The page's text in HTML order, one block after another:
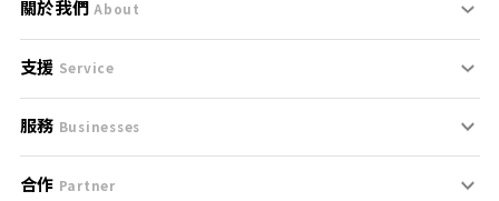
關於我們 About
刊登規範
服務條款
免責聲明
支援 Service
支援中心
聯絡我們
服務 Businesses
什麼是Goo鑑定？
合作 Partner